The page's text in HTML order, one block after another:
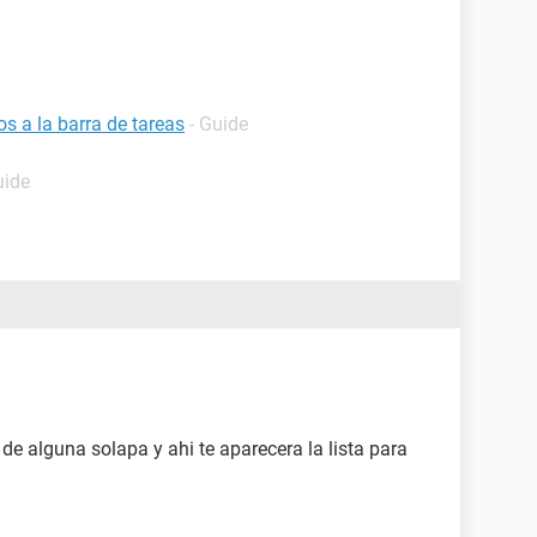
a la barra de tareas - Guide
alguna solapa y ahi te aparecera la lista para